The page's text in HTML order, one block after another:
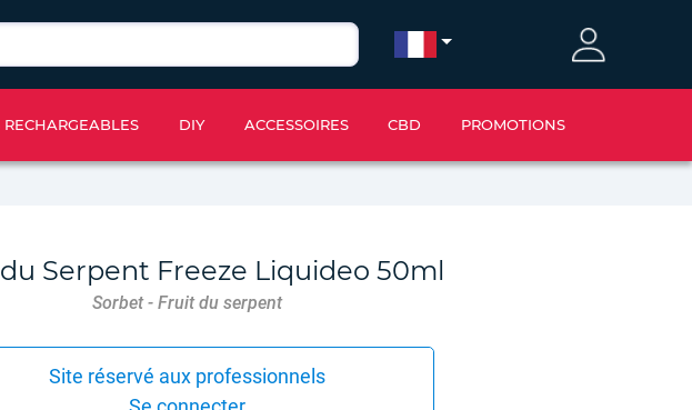
RECHARGEABLES DIY ACCESSOIRES CBD PROMOTIONS
Serpent Freeze Liquideo 50ml
Sorbet - Fruit du serpent
Site réservé aux professionnels